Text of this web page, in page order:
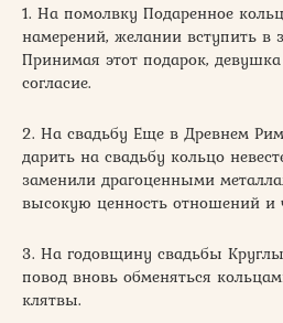
1. На помолвку Подаренное
намерений, желании вступить в
Принимая этот подарок,
согласие.
2. На свадьбу Еще в Древнем
дарить на свадьбу кольцо
заменили драгоценными
высокую ценность отношений и
3. На годовщину свадьбы
повод вновь обменяться
клятвы.